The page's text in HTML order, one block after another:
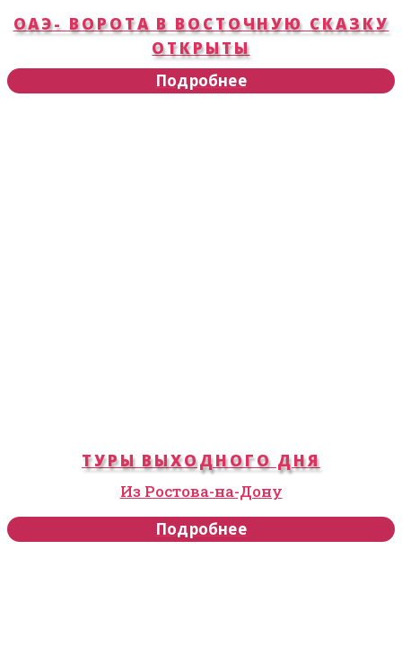
ОАЭ- ВОРОТА В ВОСТОЧНУЮ СКАЗКУ
ОТКРЫТЫ
Подробнее
ТУРЫ ВЫХОДНОГО ДНЯ
Из Ростова-на-Дону
Подробнее